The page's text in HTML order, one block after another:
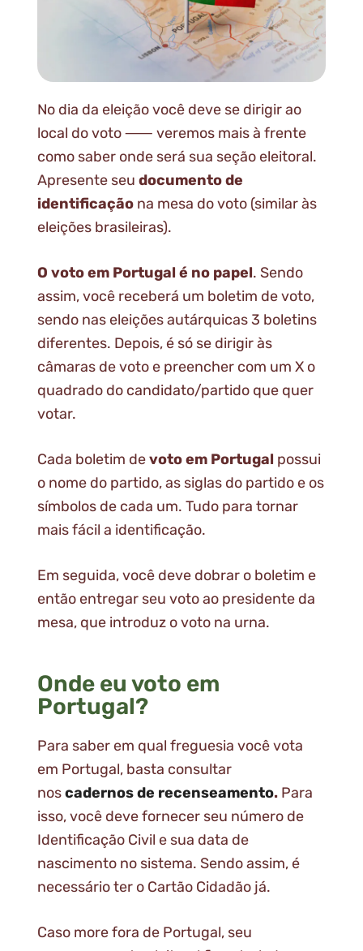
No dia da eleição você deve se dirigir ao
local do voto ⸺ veremos mais à frente
como saber onde será sua seção eleitoral.
Apresente seu documento de
identificação na mesa do voto (similar às
eleições brasileiras).
O voto em Portugal é no papel. Sendo
assim, você receberá um boletim de voto,
sendo nas eleições autárquicas 3 boletins
diferentes. Depois, é só se dirigir às
câmaras de voto e preencher com um X o
quadrado do candidato/partido que quer
votar.
Cada boletim devoto em Portugal possui
o nome do partido, as siglas do partido e os
símbolos de cada um. Tudo para tornar
mais fácil a identificação.
Em seguida, você deve dobrar o boletim e
então entregar seu voto ao presidente da
mesa, que introduz o voto na urna.
Onde eu voto em
Portugal?
Para saber em qual freguesia você vota
em Portugal, basta consultar
noscadernos de recenseamento. Para
isso, você deve fornecer seu número de
Identificação Civil e sua data de
nascimento no sistema. Sendo assim, é
necessário ter o Cartão Cidadão já.
Caso more fora de Portugal, seu